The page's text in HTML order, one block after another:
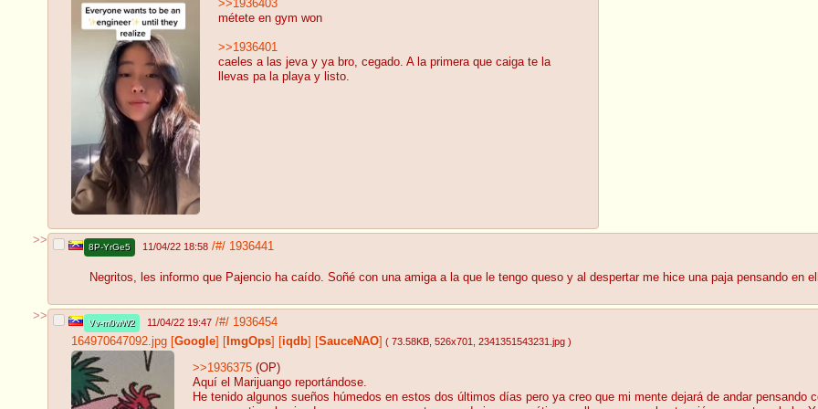
>>1936403
métete en gym won
>>1936401
caeles a las jeva y ya bro, cegado. A la primera que caiga te la
llevas pa la playa y listo.
>>
8P-YrGe5 11/04/22 18:58 /#/ 1936441
Negritos, les informo que Pajencio ha caído. Soñé con una amiga a la que le tengo queso y al despertar me hice una paja pensando en
>>
Vv-m0wW2 11/04/22 19:47 /#/ 1936454
164970647092.jpg Google ImgOps iqdb SauceNAO ( 73.58KB , 526x701 , 2341351543231.jpg )
>>1936375 (OP)
Aquí el Marijuango reportándose.
He tenido algunos sueños húmedos en estos dos últimos días pero ya creo que mi mente dejará de andar